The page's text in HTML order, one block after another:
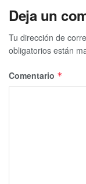
Deja un
Tu dirección de
obligatorios están
Comentario *